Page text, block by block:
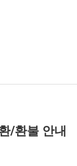
/환불 안내